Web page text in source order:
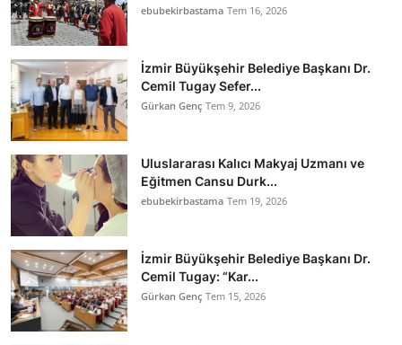
ebubekirbastama Tem 16, 2026
İzmir Büyükşehir Belediye Başkanı Dr.
Cemil Tugay Sefer...
Gürkan Genç Tem 9, 2026
Uluslararası Kalıcı Makyaj Uzmanı ve
Eğitmen Cansu Durk...
ebubekirbastama Tem 19, 2026
İzmir Büyükşehir Belediye Başkanı Dr.
Cemil Tugay: “Kar...
Gürkan Genç Tem 15, 2026